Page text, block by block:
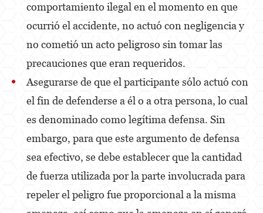
Credit Card Fraud
Gambling Fraud
Health Care Fraud
Real Estate Fraud
Unauthorized Practice Of Medicine
Unemployment Insurance Fraud
Gun Offenses
comportamiento ilegal en el momento en que
ocurrió el accidente, no actuó con negligencia y
no cometió un acto peligroso sin tomar las
precauciones que eran requeridos.
Asegurarse de que el participante sólo actuó con
el fin de defenderse a él o a otra persona, lo cual
es denominado como legítima defensa. Sin
embargo, para que este argumento de defensa
sea efectivo, se debe establecer que la cantidad
de fuerza utilizada por la parte involucrada para
repeler el peligro fue proporcional a la misma